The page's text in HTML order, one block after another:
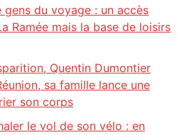
gens du voyage : un accès
Ramée mais la base de loisirs
Quentin Dumontier
sa famille lance une
son corps
le vol de son vélo : en